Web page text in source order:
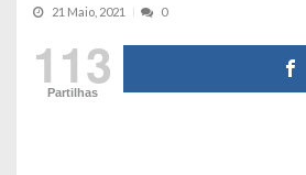
21 Maio, 2021 0
113
Partilhas